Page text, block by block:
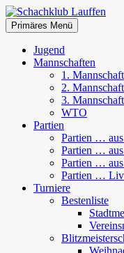
Zum
Inhalt
springen
Schachklub
Suchen
Primäres Menü
Jugend
Mannschaften
1. Mannschaft
2. Mannschaft
3. Mannschaft
WTO
Partien
Partien … aus
Partien … aus
Partien …
Partien …
Turniere
Bestenliste